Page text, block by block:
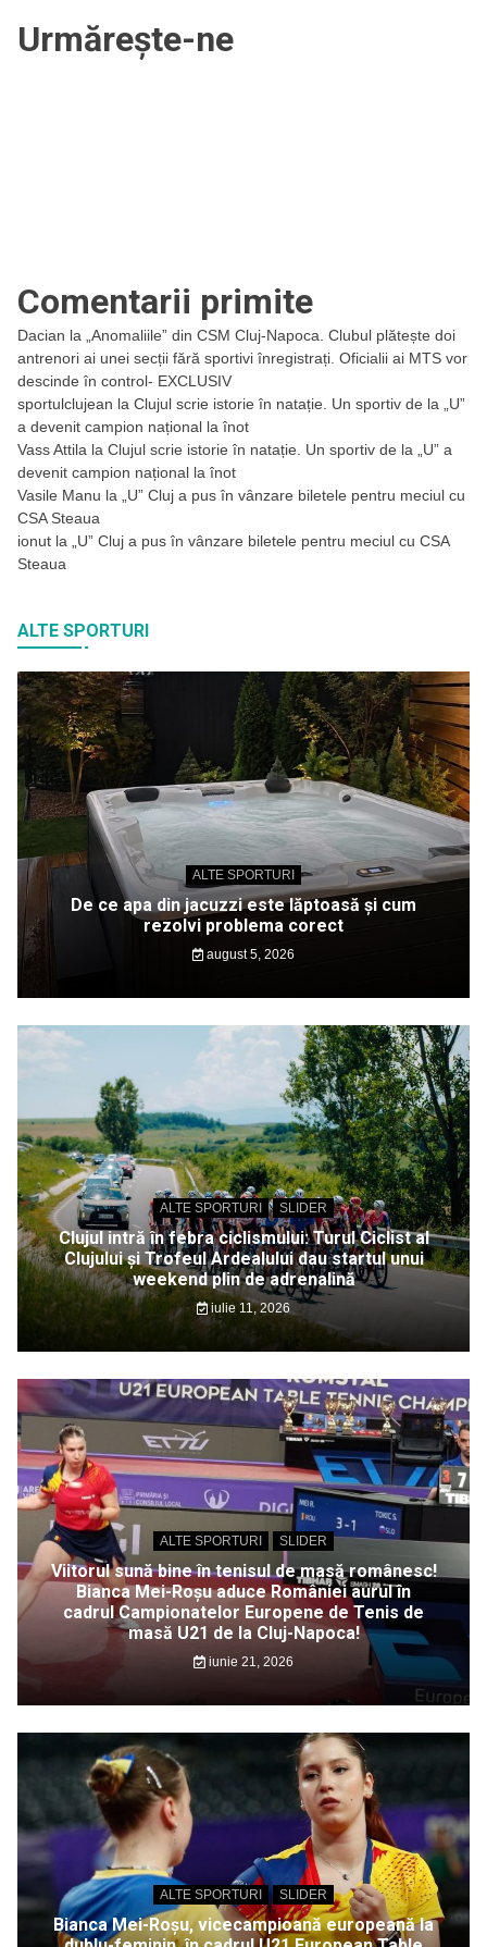
Urmărește-ne
Comentarii primite
Dacian la
„Anomaliile” din CSM Cluj-Napoca. Clubul plătește doi
antrenori ai unei secții fără sportivi înregistrați. Oficialii ai MTS vor
descinde în control- EXCLUSIV
sportulclujean la Clujul scrie istorie în natație. Un sportiv de la „U”
a devenit campion național la înot
Vass Attila la Clujul scrie istorie în natație. Un sportiv de la „U” a
devenit campion național la înot
Vasile Manu la
„U” Cluj a pus în vânzare biletele pentru meciul cu
CSA Steaua
ionut la
„U” Cluj a pus în vânzare biletele pentru meciul cu CSA
Steaua
ALTE SPORTURI
ALTE SPORTURI
De ce apa din jacuzzi este lăptoasă și cum
rezolvi problema corect
august 5, 2026
ALTE SPORTURI SLIDER
Clujul intră în febra ciclismului: Turul Ciclist al
Clujului și Trofeul Ardealului dau startul unui
weekend plin de adrenalină
iulie 11, 2026
ALTE SPORTURI SLIDER
Viitorul sună bine în tenisul de masă românesc!
Bianca Mei-Roșu aduce României aurul în
cadrul Campionatelor Europene de Tenis de
masă U21 de la Cluj-Napoca!
iunie 21, 2026
ALTE SPORTURI SLIDER
Bianca Mei-Roșu, vicecampioană europeană la